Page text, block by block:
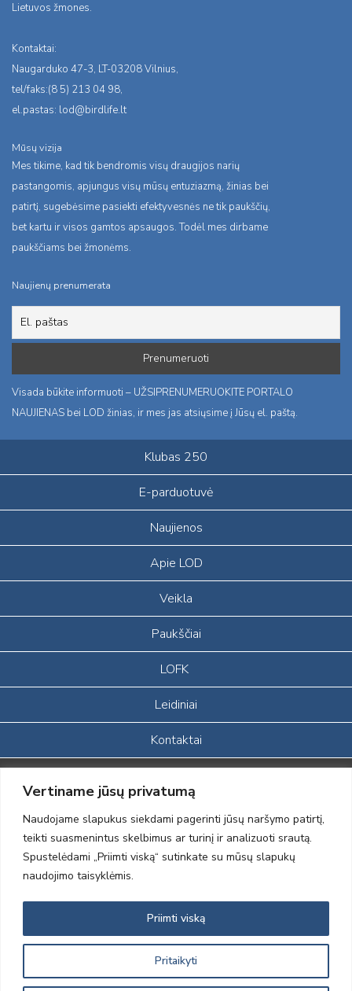
Vertiname jūsų privatumą
Naudojame slapukus siekdami pagerinti jūsų naršymo patirtį,
teikti suasmenintus skelbimus ar turinį ir analizuoti srautą.
Spustelėdami „Priimti viską“ sutinkate su mūsų slapukų
naudojimo taisyklėmis.
Pritaikyti
Priimti viską
Lietuvos žmones.
Kontaktai:
Naugarduko 47-3, LT-03208 Vilnius,
tel/faks:(8 5) 213 04 98,
el.pastas: lod@birdlife.lt
Mūsų vizija
Mes tikime, kad tik bendromis visų draugijos narių
pastangomis, apjungus visų mūsų entuziazmą, žinias bei
patirtį, sugebėsime pasiekti efektyvesnės ne tik paukščių,
bet kartu ir visos gamtos apsaugos. Todėl mes dirbame
paukščiams bei žmonėms.
Naujienų prenumerata
Visada būkite informuoti – UŽSIPRENUMERUOKITE PORTALO
NAUJIENAS bei LOD žinias, ir mes jas atsiųsime į Jūsų el. paštą.
Klubas 250
E-parduotuvė
Naujienos
Apie LOD
Veikla
Paukščiai
LOFK
Leidiniai
Kontaktai
Portalas sukurtas įgyvendinant Lietuvos Respublikos, Europos
ekonominės erdvės ir Norvegijos finansinių mechanizmų iš dalies
finansuojamą paprojektį
„LOD visuomeninės /gamtosauginės veiklos sustiprinimas ir įvaizdžio
formavimas įtraukiant visuomenę į aplinkosauginių tyrimų veiklą“
(paprojekčio
įgyvendinimo sutarties numeris 2004-LT0008-NVO-1EEE/NOR-02-
2012 © Lietuvos Ornitologų Draugija © 2014, Visos teisės saugomos